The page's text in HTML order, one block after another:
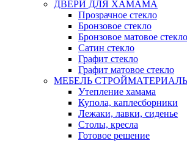
ДВЕРИ ДЛЯ ХАМАМА
Прозрачное стекло
Бронзовое стекло
Бронзовое матовое стекло
Сатин стекло
Графит стекло
Графит матовое стекло
МЕБЕЛЬ
Утепление хамама
Купола, каплесборники
Лежаки, лавки, сиденье
Столы, кресла
Готовое решение